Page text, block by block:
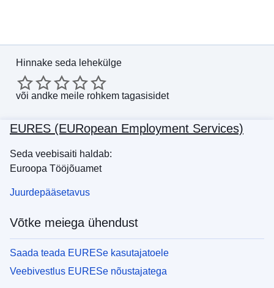
Hinnake seda lehekülge
või andke meile rohkem tagasisidet
EURES (EURopean Employment Services)
Seda veebisaiti haldab:
Euroopa Tööjõuamet
Juurdepääsetavus
Võtke meiega ühendust
Saada teada EURESe kasutajatoele
Veebivestlus EURESe nõustajatega